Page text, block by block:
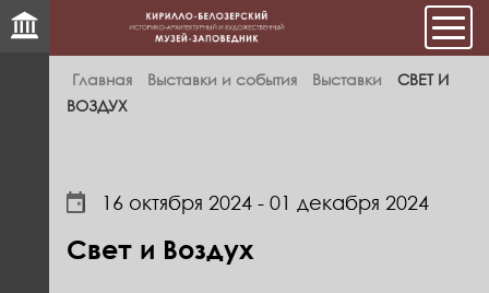
Главная Выставки и события Выставки
СВЕТ И
ВОЗДУХ
16 октября 2024 - 01 декабря 2024
Свет и Воздух